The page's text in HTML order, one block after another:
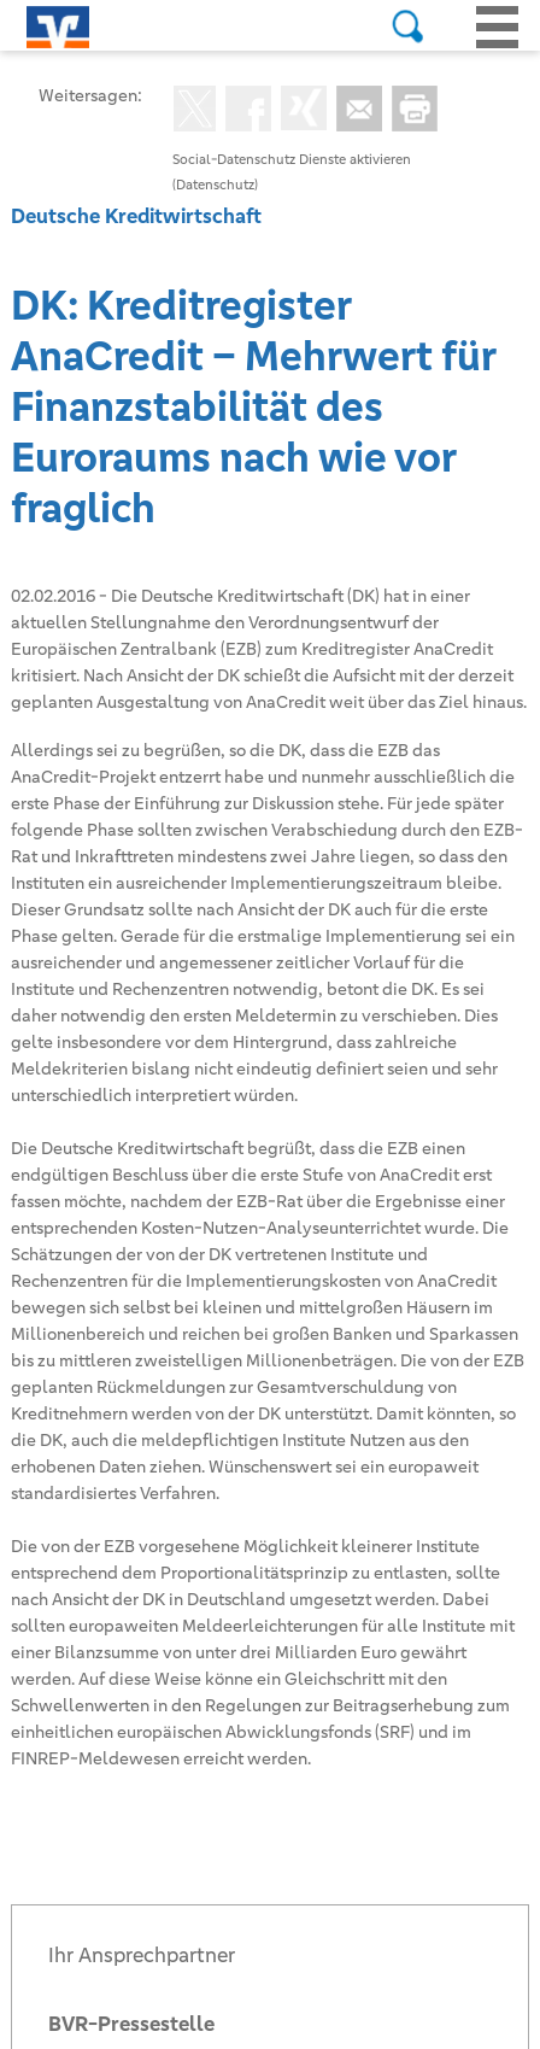
Social-Datenschutz Dienste aktivieren
(Datenschutz)
Weitersagen:
Deutsche Kreditwirtschaft
DK: Kreditregister
AnaCredit – Mehrwert für
Finanzstabilität des
Euroraums nach wie vor
fraglich
02.02.2016- Die Deutsche Kreditwirtschaft (DK) hat in einer
aktuellen Stellungnahme den Verordnungsentwurf der
Europäischen Zentralbank (EZB) zum Kreditregister AnaCredit
kritisiert. Nach Ansicht der DK schießt die Aufsicht mit der derzeit
geplanten Ausgestaltung von AnaCredit weit über das Ziel hinaus.
Allerdings sei zu begrüßen, so die DK, dass die EZB das
AnaCredit-Projekt entzerrt habe und nunmehr ausschließlich die
erste Phase der Einführung zur Diskussion stehe. Für jede später
folgende Phase sollten zwischen Verabschiedung durch den EZB-
Rat und Inkrafttreten mindestens zwei Jahre liegen, so dass den
Instituten ein ausreichender Implementierungszeitraum bleibe.
Dieser Grundsatz sollte nach Ansicht der DK auch für die erste
Phase gelten. Gerade für die erstmalige Implementierung sei ein
ausreichender und angemessener zeitlicher Vorlauf für die
Institute und Rechenzentren notwendig, betont die DK. Es sei
daher notwendig den ersten Meldetermin zu verschieben. Dies
gelte insbesondere vor dem Hintergrund, dass zahlreiche
Meldekriterien bislang nicht eindeutig definiert seien und sehr
unterschiedlich interpretiert würden.
Die Deutsche Kreditwirtschaft begrüßt, dass die EZB einen
endgültigen Beschluss über die erste Stufe von AnaCredit erst
fassen möchte, nachdem der EZB-Rat über die Ergebnisse einer
entsprechenden Kosten-Nutzen-Analyseunterrichtet wurde. Die
Schätzungen der von der DK vertretenen Institute und
Rechenzentren für die Implementierungskosten von AnaCredit
bewegen sich selbst bei kleinen und mittelgroßen Häusern im
Millionenbereich und reichen bei großen Banken und Sparkassen
bis zu mittleren zweistelligen Millionenbeträgen. Die von der EZB
geplanten Rückmeldungen zur Gesamtverschuldung von
Kreditnehmern werden von der DK unterstützt. Damit könnten, so
die DK, auch die meldepflichtigen Institute Nutzen aus den
erhobenen Daten ziehen. Wünschenswert sei ein europaweit
standardisiertes Verfahren.
Die von der EZB vorgesehene Möglichkeit kleinerer Institute
entsprechend dem Proportionalitätsprinzip zu entlasten, sollte
nach Ansicht der DK in Deutschland umgesetzt werden. Dabei
sollten europaweiten Meldeerleichterungen für alle Institute mit
einer Bilanzsumme von unter drei Milliarden Euro gewährt
werden. Auf diese Weise könne ein Gleichschritt mit den
Schwellenwerten in den Regelungen zur Beitragserhebung zum
einheitlichen europäischen Abwicklungsfonds (SRF) und im
FINREP-Meldewesen erreicht werden.
Ihr Ansprechpartner
BVR-Pressestelle